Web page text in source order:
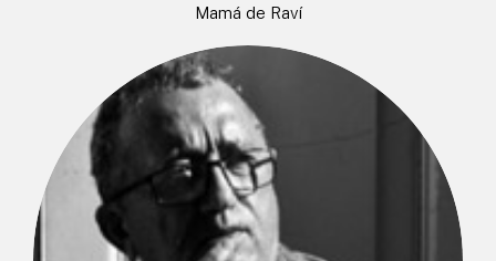
Mamá de Raví